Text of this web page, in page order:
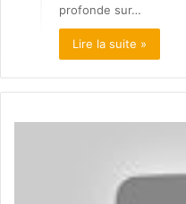
profonde sur…
Lire la suite »